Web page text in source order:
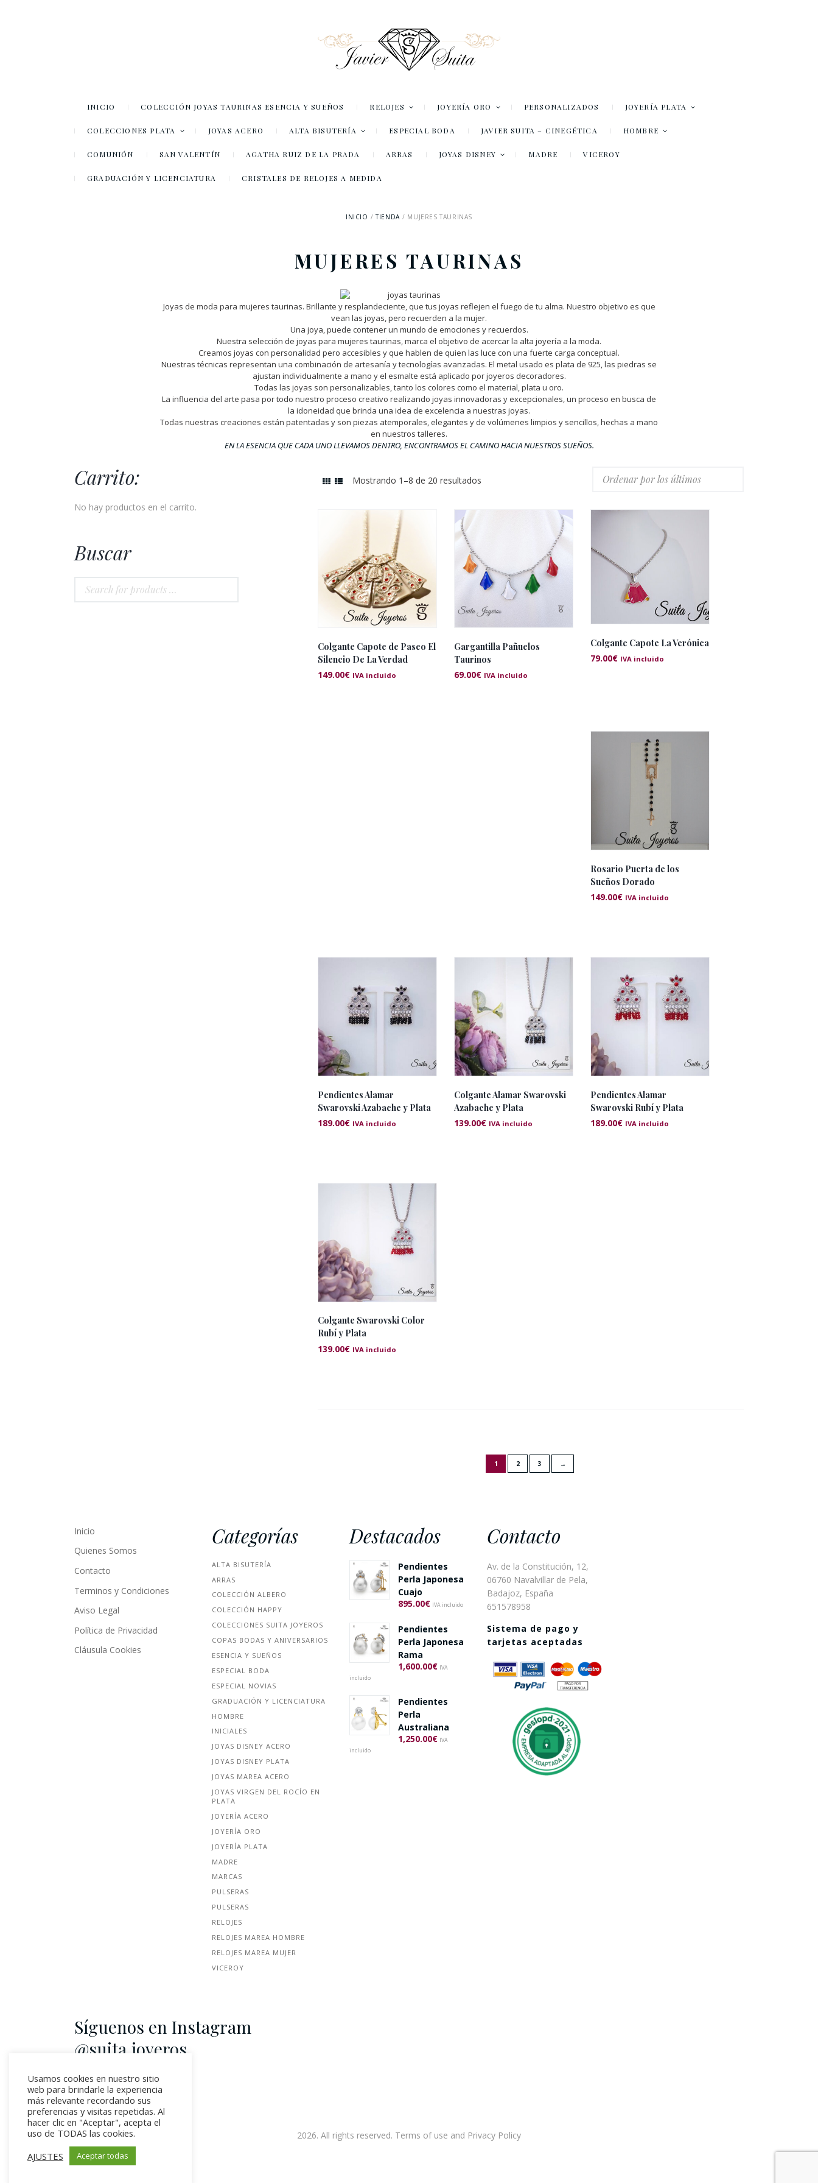
INICIO COLECCIÓN JOYAS TAURINAS ESENCIA Y SUEÑOS RELOJES JOYERÍA ORO PERSONALIZADOS JOYERÍA PLATA
COLECCIONES PLATA JOYAS ACERO ALTA BISUTERÍA ESPECIAL BODA JAVIER SUITA – CINEGÉTICA HOMBRE
COMUNIÓN SAN VALENTÍN AGATHA RUIZ DE LA PRADA ARRAS JOYAS DISNEY MADRE VICEROY
GRADUACIÓN Y LICENCIATURA CRISTALES DE RELOJES A MEDIDA
INICIO TIENDA MUJERES TAURINAS
MUJERES TAURINAS
Joyas de moda para mujeres taurinas. Brillante y resplandeciente, que tus joyas reflejen el fuego de tu alma. Nuestro objetivo es que
vean las joyas, pero recuerden a la mujer.
Una joya, puede contener un mundo de emociones y recuerdos.
Nuestra selección de joyas para mujeres taurinas, marca el objetivo de acercar la alta joyería a la moda.
Creamos joyas con personalidad pero accesibles y que hablen de quien las luce con una fuerte carga conceptual.
Nuestras técnicas representan una combinación de artesanía y tecnologías avanzadas. El metal usado es plata de 925, las piedras se
ajustan individualmente a mano y el esmalte está aplicado por joyeros decoradores.
Todas las joyas son personalizables, tanto los colores como el material, plata u oro.
La influencia del arte pasa por todo nuestro proceso creativo realizando joyas innovadoras y excepcionales, un proceso en busca de
la idoneidad que brinda una idea de excelencia a nuestras joyas.
Todas nuestras creaciones están patentadas y son piezas atemporales, elegantes y de volúmenes limpios y sencillos, hechas a mano
en nuestros talleres.
EN LA ESENCIA QUE CADA UNO LLEVAMOS DENTRO, ENCONTRAMOS EL CAMINO HACIA NUESTROS SUEÑOS.
Mostrando 1–8 de 20 resultados
Colgante Capote de Paseo El
Silencio De La Verdad
149.00€ IVA incluido
Gargantilla Pañuelos
Taurinos
69.00€ IVA incluido
Colgante Capote La Verónica
79.00€ IVA incluido
Rosario Puerta de los
Sueños Dorado
149.00€ IVA incluido
Pendientes Alamar
Swarovski Azabache y Plata
189.00€ IVA incluido
Colgante Alamar Swarovski
Azabache y Plata
139.00€ IVA incluido
Pendientes Alamar
Swarovski Rubí y Plata
189.00€ IVA incluido
Colgante Swarovski Color
Rubí y Plata
139.00€ IVA incluido
1 2 3 →
Carrito:
No hay productos en el carrito.
Buscar
Inicio
Quienes Somos
Contacto
Terminos y Condiciones
Aviso Legal
Política de Privacidad
Cláusula Cookies
Categorías
ALTA BISUTERÍA
ARRAS
COLECCIÓN ALBERO
COLECCIÓN HAPPY
COLECCIONES SUITA JOYEROS
COPAS BODAS Y ANIVERSARIOS
ESENCIA Y SUEÑOS
ESPECIAL BODA
ESPECIAL NOVIAS
GRADUACIÓN Y LICENCIATURA
HOMBRE
INICIALES
JOYAS DISNEY ACERO
JOYAS DISNEY PLATA
JOYAS MAREA ACERO
JOYAS VIRGEN DEL ROCÍO EN
PLATA
JOYERÍA ACERO
JOYERÍA ORO
JOYERÍA PLATA
MADRE
MARCAS
PULSERAS
PULSERAS
RELOJES
RELOJES MAREA HOMBRE
RELOJES MAREA MUJER
VICEROY
Destacados
Pendientes
Perla Japonesa
Cuajo
895.00€ IVA incluido
Pendientes
Perla Japonesa
Rama
1,600.00€ IVA
incluido
Pendientes
Perla
Australiana
1,250.00€ IVA
incluido
Contacto
Av. de la Constitución, 12,
06760 Navalvillar de Pela,
Badajoz, España
651578958
Sistema de pago y
tarjetas aceptadas
Síguenos en Instagram
@suita.joyeros
2026. All rights reserved. Terms of use and Privacy Policy
Usamos cookies en nuestro sitio
web para brindarle la experiencia
más relevante recordando sus
preferencias y visitas repetidas. Al
hacer clic en "Aceptar", acepta el
uso de TODAS las cookies.
AJUSTES
Aceptar todas